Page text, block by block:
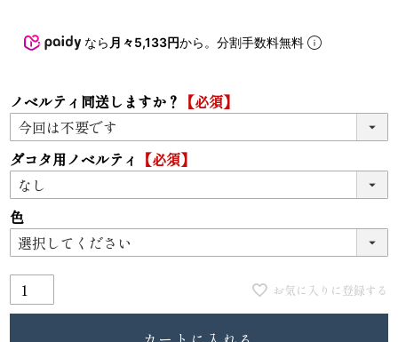
なら 月々5,133円から。分割手数料無料
ノベルティ同送しますか？ 【必須】
ダコタ用ノベルティ 【必須】
色
お気に入りに登録する